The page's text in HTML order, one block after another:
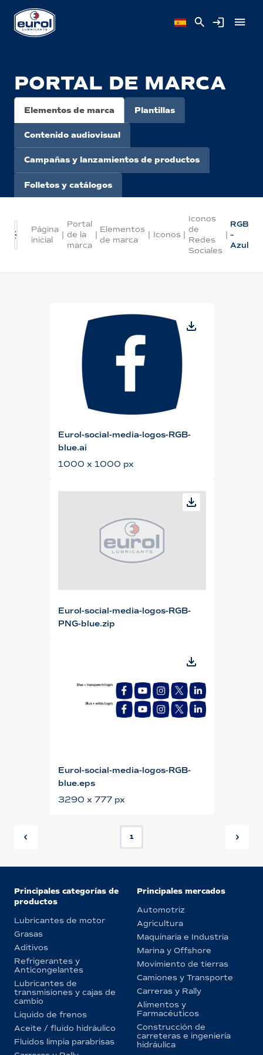
PORTAL DE MARCA
Elementos de marca Plantillas
Contenido audiovisual
Campañas y lanzamientos de productos
Folletos y catálogos
Página
inicial
|
Portal
de la
marca
|
Elementos
de marca
| Iconos |
Iconos
de
Redes
Sociales
|
RGB
–
Azul
Eurol-social-media-logos-RGB-
blue.ai
1000 x 1000 px
Eurol-social-media-logos-RGB-
PNG-blue.zip
Eurol-social-media-logos-RGB-
blue.eps
3290 x 777 px
1
Principales categorías de
productos
Lubricantes de motor
Grasas
Aditivos
Refrigerantes y
Anticongelantes
Lubricantes de
transmisiones y cajas de
cambio
Líquido de frenos
Aceite / fluido hidráulico
Fluidos limpia parabrisas
Principales mercados
Automotriz
Agricultura
Maquinaria e Industria
Marina y Offshore
Movimiento de tierras
Camiones y Transporte
Carreras y Rally
Alimentos y
Farmacéuticos
Construcción de
carreteras e ingeniería
hidráulica